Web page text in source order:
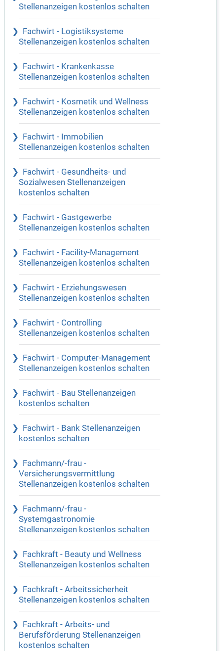
Stellenanzeigen kostenlos schalten
Fachwirt - Logistiksysteme
Stellenanzeigen kostenlos schalten
Fachwirt - Krankenkasse
Stellenanzeigen kostenlos schalten
Fachwirt - Kosmetik und Wellness
Stellenanzeigen kostenlos schalten
Fachwirt - Immobilien
Stellenanzeigen kostenlos schalten
Fachwirt - Gesundheits- und
Sozialwesen Stellenanzeigen
kostenlos schalten
Fachwirt - Gastgewerbe
Stellenanzeigen kostenlos schalten
Fachwirt - Facility-Management
Stellenanzeigen kostenlos schalten
Fachwirt - Erziehungswesen
Stellenanzeigen kostenlos schalten
Fachwirt - Controlling
Stellenanzeigen kostenlos schalten
Fachwirt - Computer-Management
Stellenanzeigen kostenlos schalten
Fachwirt - Bau Stellenanzeigen
kostenlos schalten
Fachwirt - Bank Stellenanzeigen
kostenlos schalten
Fachmann/-frau -
Versicherungsvermittlung
Stellenanzeigen kostenlos schalten
Fachmann/-frau -
Systemgastronomie
Stellenanzeigen kostenlos schalten
Fachkraft - Beauty und Wellness
Stellenanzeigen kostenlos schalten
Fachkraft - Arbeitssicherheit
Stellenanzeigen kostenlos schalten
Fachkraft - Arbeits- und
Berufsförderung Stellenanzeigen
kostenlos schalten